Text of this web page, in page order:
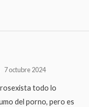
7 octubre 2024
todo lo
del porno, pero es